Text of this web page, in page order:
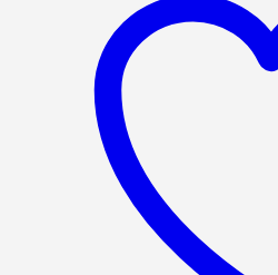
πολλαπλές
παραλλαγές.
Οι
επιλογές
μπορούν
να
επιλεγούν
στη
σελίδα
του
προϊόντος